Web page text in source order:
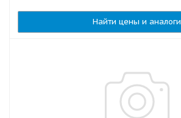
Найти цены и аналоги